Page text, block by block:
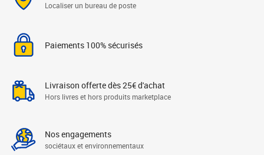
Localiser un bureau de poste
Paiements 100% sécurisés
Livraison offerte dès 25€ d'achat
Hors livres et hors produits marketplace
Nos engagements
sociétaux et environnementaux